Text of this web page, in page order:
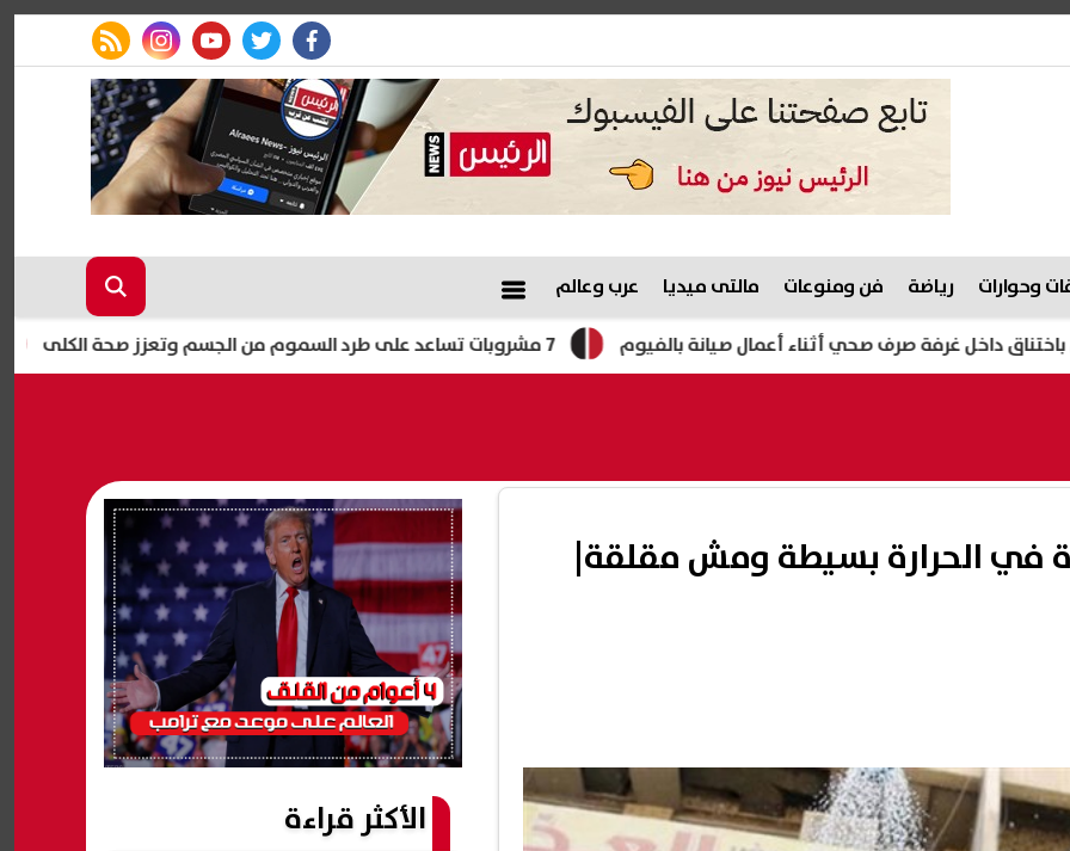
facebook
twitter
youtube
instagram
rss feed
وحوارات رياضة فن ومنوعات مالتى ميديا عرب وعالم
مصطفى 7 مشروبات تساعد على طرد السموم من الجسم وتعزز صحة الكلى غرفة صرف صحي أثناء أعمال صيانة بالفيوم
في الحرارة بسيطة ومش مقلقة|
الأكثر قراءة